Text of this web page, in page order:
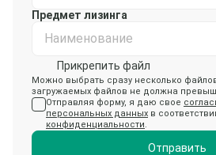
Предмет лизинга
Наименование
Прикрепить файл
Можно выбрать сразу несколько
загружаемых файлов не должна
Отправляя форму, я даю свое
персональных данных в
конфиденциальности.
Отправить